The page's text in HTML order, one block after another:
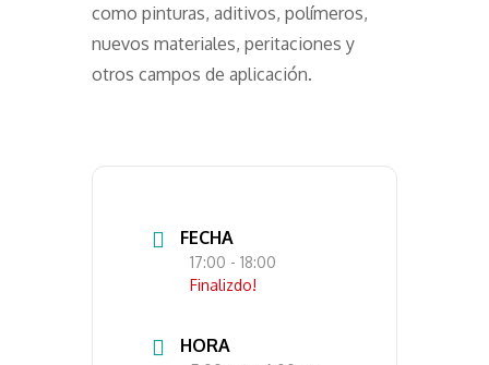
como pinturas, aditivos, polímeros,
nuevos materiales, peritaciones y
otros campos de aplicación.
FECHA
17:00 - 18:00
Finalizdo!
HORA